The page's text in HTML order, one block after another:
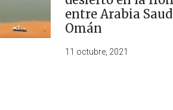
entre Arabia
Omán
11 octubre, 2021